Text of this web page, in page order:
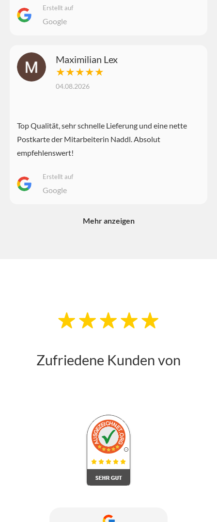
Erstellt auf
Google
Maximilian Lex
★★★★★
04.08.2026
Top Qualität, sehr schnelle Lieferung und eine nette
Postkarte der Mitarbeiterin Naddl. Absolut
empfehlenswert!
Erstellt auf
Google
Mehr anzeigen
Zufriedene Kunden von